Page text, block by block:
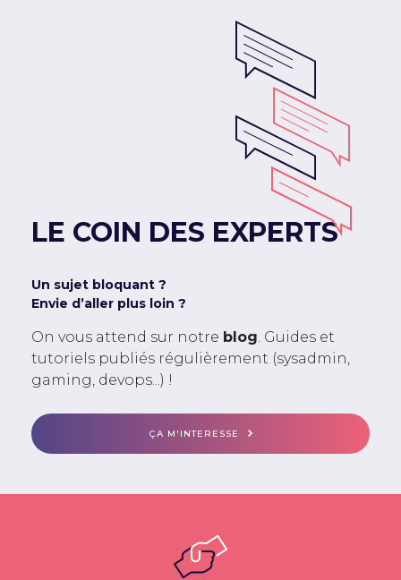
LE COIN DES EXPERTS
Un sujet bloquant ?
Envie d’aller plus loin ?
On vous attend sur notre blog . Guides et
tutoriels publiés régulièrement (sysadmin,
gaming, devops...) !
ÇA M'INTERESSE